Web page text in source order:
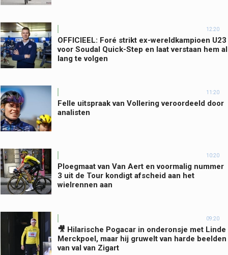
12:20
OFFICIEEL: Foré strikt ex-wereldkampioen U23
voor Soudal Quick-Step en laat verstaan hem al
lang te volgen
11:20
Felle uitspraak van Vollering veroordeeld door
analisten
10:20
Ploegmaat van Van Aert en voormalig nummer
3 uit de Tour kondigt afscheid aan het
wielrennen aan
09:20
🎥 Hilarische Pogacar in onderonsje met Linde
Merckpoel, maar hij gruwelt van harde beelden
van val van Zigart